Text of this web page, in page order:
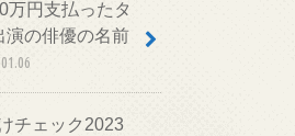
万円支払ったタ
演の俳優の名前
チェック2023